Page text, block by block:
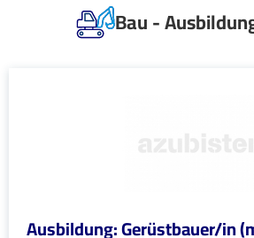
Bau -
Ausbildung: Gerüstbauer/in